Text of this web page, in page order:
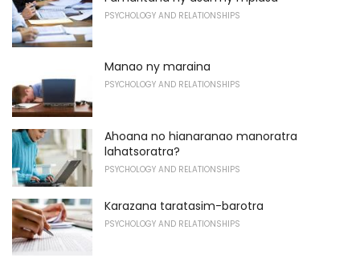
PSYCHOLOGY AND RELATIONSHIPS
Manao ny maraina
PSYCHOLOGY AND RELATIONSHIPS
Ahoana no hianaranao manoratra
lahatsoratra?
PSYCHOLOGY AND RELATIONSHIPS
Karazana taratasim-barotra
PSYCHOLOGY AND RELATIONSHIPS